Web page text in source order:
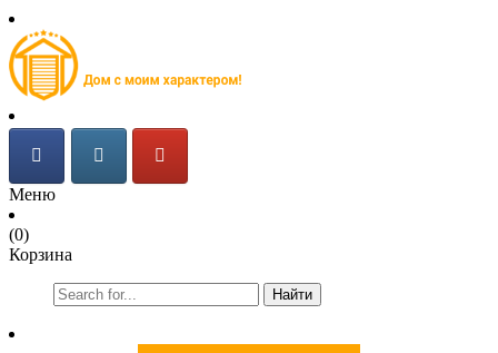
Меню
(0)
Корзина
Найти